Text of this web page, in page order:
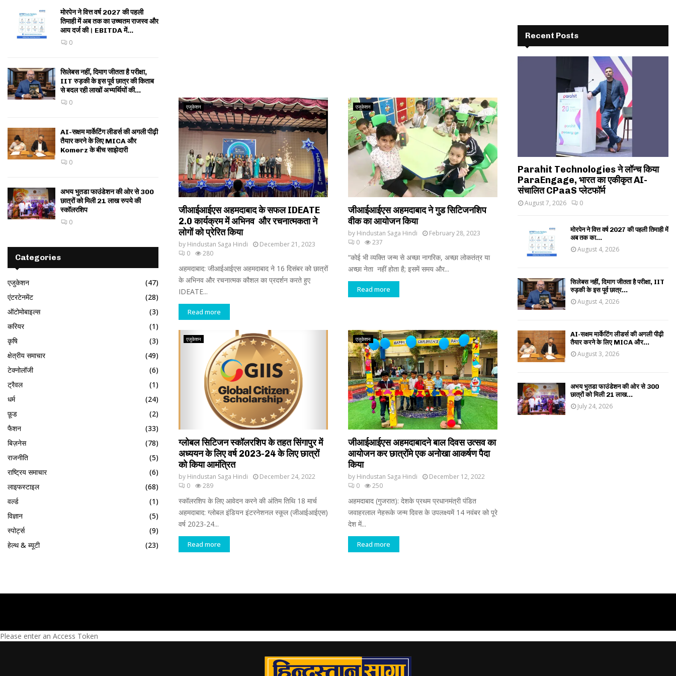
एजुकेशन
जीआईआईएस अहमदाबाद के सफल IDEATE
2.0 कार्यक्रम में अभिनव और रचनात्मकता ने
लोगों को प्रेरित किया
by Hindustan Saga Hindi
December 21, 2023
0
280
अहमदाबाद: जीआईआईएस अहमदाबाद ने 16 दिसंबर को छात्रों
के अभिनव और रचनात्मक कौशल का प्रदर्शन करते हुए
IDEATE...
Read more
एजुकेशन
जीआईआईएस अहमदाबाद ने गुड सिटिजनशिप
वीक का आयोजन किया
by Hindustan Saga Hindi
February 28, 2023
0
237
“कोई भी व्यक्ति जन्म से अच्छा नागरिक, अच्छा लोकतंत्र या
अच्छा नेता नहीं होता है; इसमें समय और...
Read more
एजुकेशन
ग्लोबल सिटिजन स्कॉलरशिप के तहत सिंगापुर में
अध्ययन के लिए वर्ष 2023-24 के लिए छात्रों
को किया आमंत्रित
by Hindustan Saga Hindi
December 24, 2022
0
289
स्कॉलरशिप के लिए आवेदन करने की अंतिम तिथि 18 मार्च
अहमदाबाद: ग्लोबल इंडियन इंटरनेशनल स्कूल (जीआईआईएस)
वर्ष 2023-24...
Read more
एजुकेशन
जीआईआईएस अहमदाबादने बाल दिवस उत्सव का
आयोजन कर छात्रोंमे एक अनोखा आकर्षण पैदा
किया
by Hindustan Saga Hindi
December 12, 2022
0
250
अहमदाबाद (गुजरात): देशके प्रथम प्रधानमंत्री पंडित
जवाहरलाल नेहरूके जन्म दिवस के उपलक्ष्यमें 14 नवंबर को पूरे
देश में...
Read more
मोरपेन ने वित्त वर्ष 2027 की पहली
तिमाही में अब तक का उच्चतम राजस्व और
आय दर्ज की। EBITDA में...
0
सिलेबस नहीं, दिमाग जीतता है परीक्षा,
IIT रुड़की के इस पूर्व छात्र की किताब
से बदल रही लाखों अभ्यर्थियों की...
0
AI-सक्षम मार्केटिंग लीडर्स की अगली पीढ़ी
तैयार करने के लिए MICA और
Komerz के बीच साझेदारी
0
अभय भुतडा फाउंडेशन की ओर से 300
छात्रों को मिली 21 लाख रुपये की
स्कॉलरशिप
0
Categories
एजुकेशन
(47)
एंटरटेनमेंट
(28)
ऑटोमोबाइल्स
(3)
करियर
(1)
कृषि
(3)
क्षेत्रीय समाचार
(49)
टेक्नोलॉजी
(6)
ट्रैवल
(1)
धर्म
(24)
फ़ूड
(2)
फैशन
(33)
बिज़नेस
(78)
राजनीति
(5)
राष्ट्रिय समाचार
(6)
लाइफस्टाइल
(68)
वर्ल्ड
(1)
विज्ञान
(5)
स्पोर्ट्स
(9)
हेल्थ & ब्यूटी
(23)
Recent Posts
Parahit Technologies ने लॉन्च किया
ParaEngage, भारत का एकीकृत AI-
संचालित CPaaS प्लेटफॉर्म
August 7, 2026 0
मोरपेन ने वित्त वर्ष 2027 की पहली तिमाही में
अब तक का...
August 4, 2026
सिलेबस नहीं, दिमाग जीतता है परीक्षा, IIT
रुड़की के इस पूर्व छात्र...
August 4, 2026
AI-सक्षम मार्केटिंग लीडर्स की अगली पीढ़ी
तैयार करने के लिए MICA और...
August 3, 2026
अभय भुतडा फाउंडेशन की ओर से 300
छात्रों को मिली 21 लाख...
July 24, 2026
Please enter an Access Token